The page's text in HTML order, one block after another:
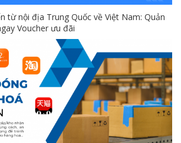
từ nội địa Trung Quốc về Việt Nam: Quản
Voucher ưu đãi